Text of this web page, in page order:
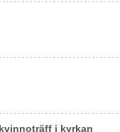
kvinnoträff i kyrkan